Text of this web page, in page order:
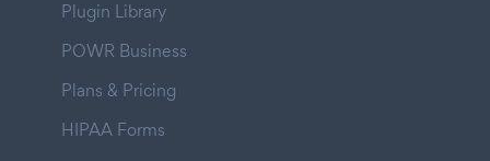
Plugin Library
POWR Business
Plans & Pricing
HIPAA Forms